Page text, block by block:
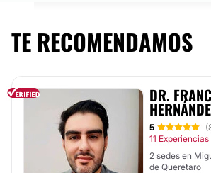
TE RECOMENDAMOS
DR.
5
11 Experiencias
2 sedes en
de Querétaro